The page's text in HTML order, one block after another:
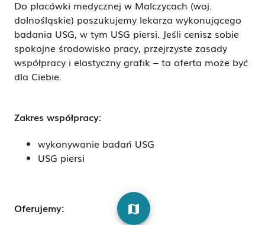
Do placówki medycznej w Malczycach (woj.
dolnośląskie) poszukujemy lekarza wykonującego
badania USG, w tym USG piersi. Jeśli cenisz sobie
spokojne środowisko pracy, przejrzyste zasady
współpracy i elastyczny grafik – ta oferta może być
dla Ciebie.
Zakres współpracy:
wykonywanie badań USG
USG piersi
Oferujemy: map